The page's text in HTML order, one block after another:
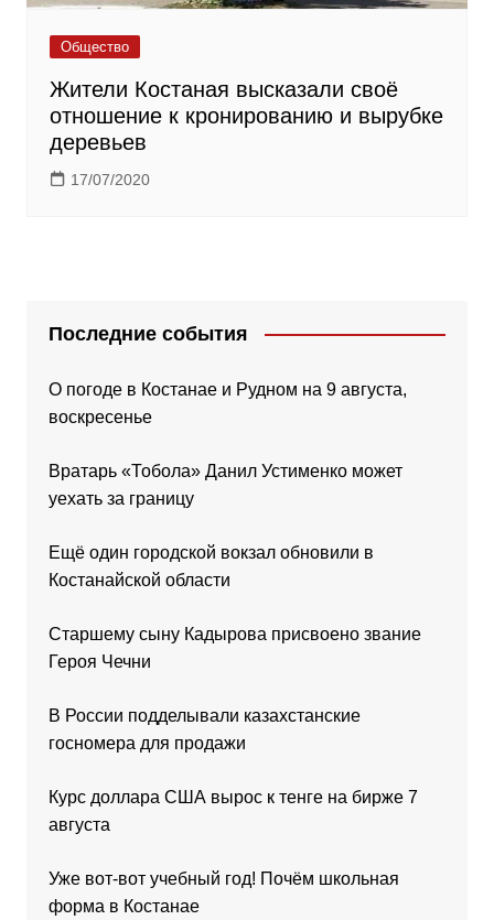
Общество
Жители Костаная высказали своё
отношение к кронированию и вырубке
деревьев
17/07/2020
Последние события
О погоде в Костанае и Рудном на 9 августа,
воскресенье
Вратарь «Тобола» Данил Устименко может
уехать за границу
Ещё один городской вокзал обновили в
Костанайской области
Старшему сыну Кадырова присвоено звание
Героя Чечни
В России подделывали казахстанские
госномера для продажи
Курс доллара США вырос к тенге на бирже 7
августа
Уже вот-вот учебный год! Почём школьная
форма в Костанае